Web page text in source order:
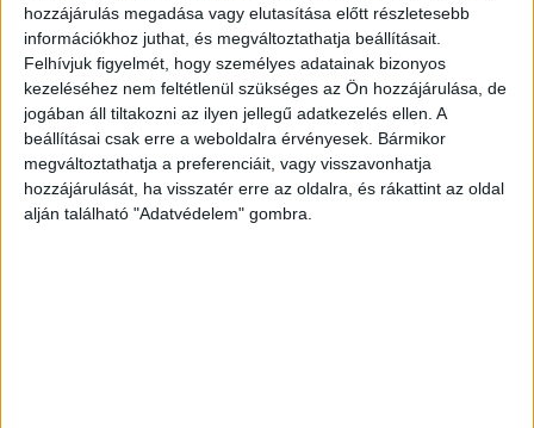
hozzájárulás megadása vagy elutasítása előtt részletesebb
információkhoz juthat, és megváltoztathatja beállításait.
Felhívjuk figyelmét, hogy személyes adatainak bizonyos
kezeléséhez nem feltétlenül szükséges az Ön hozzájárulása, de
jogában áll tiltakozni az ilyen jellegű adatkezelés ellen. A
beállításai csak erre a weboldalra érvényesek. Bármikor
megváltoztathatja a preferenciáit, vagy visszavonhatja
hozzájárulását, ha visszatér erre az oldalra, és rákattint az oldal
alján található "Adatvédelem" gombra.
Hirdetés
A burgonya és az alma átlagára is nőtt, míg a liszt és a
kristálycukor ára csökkent. A sertéscomb és a bontott
csirkemell ára is különböző irányokba változott.